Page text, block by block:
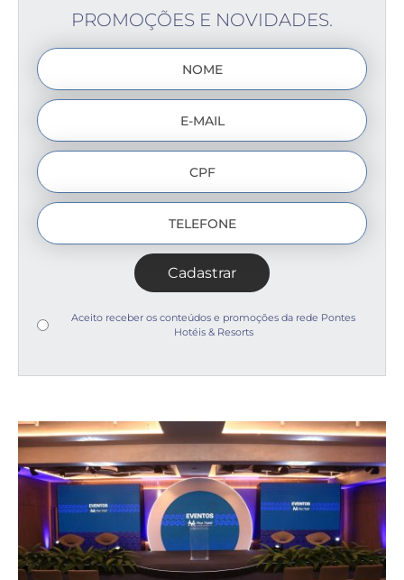
PROMOÇÕES E NOVIDADES.
Cadastrar
Aceito receber os conteúdos e promoções da rede Pontes
Hotéis & Resorts